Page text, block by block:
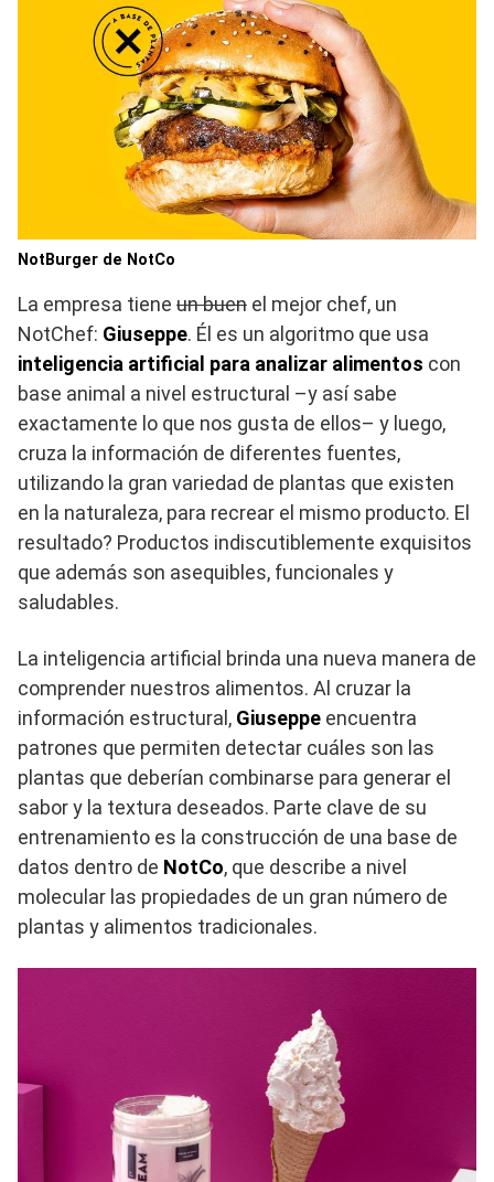
NotBurger de NotCo
La empresa tiene un buen el mejor chef, un
NotChef: Giuseppe. Él es un algoritmo que usa
inteligencia artificial para analizar alimentos con
base animal a nivel estructural –y así sabe
exactamente lo que nos gusta de ellos– y luego,
cruza la información de diferentes fuentes,
utilizando la gran variedad de plantas que existen
en la naturaleza, para recrear el mismo producto. El
resultado? Productos indiscutiblemente exquisitos
que además son asequibles, funcionales y
saludables.
La inteligencia artificial brinda una nueva manera de
comprender nuestros alimentos. Al cruzar la
información estructural, Giuseppe encuentra
patrones que permiten detectar cuáles son las
plantas que deberían combinarse para generar el
sabor y la textura deseados. Parte clave de su
entrenamiento es la construcción de una base de
datos dentro de NotCo, que describe a nivel
molecular las propiedades de un gran número de
plantas y alimentos tradicionales.